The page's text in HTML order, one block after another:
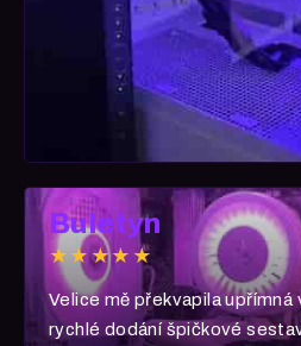
Buletyn
★★★★★
Velice mě překvapila
rychlé dodání špičkové